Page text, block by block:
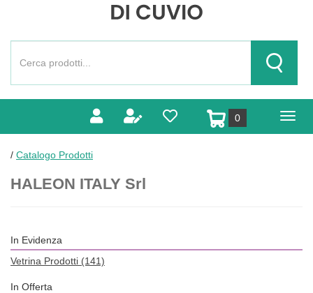
Prodotto
Cerca
0prodotti
inseriti
/ Catalogo Prodotti
HALEON ITALY Srl
In Evidenza
Vetrina Prodotti (141)
In Offerta